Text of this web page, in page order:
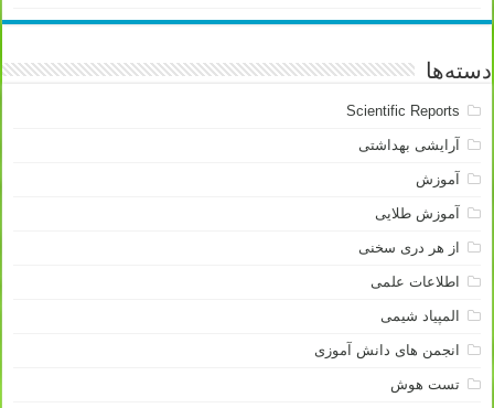
دسته‌ها
Scientific Reports
آرایشی بهداشتی
آموزش
آموزش طلایی
از هر دری سخنی
اطلاعات علمی
المپیاد شیمی
انجمن های دانش آموزی
تست هوش